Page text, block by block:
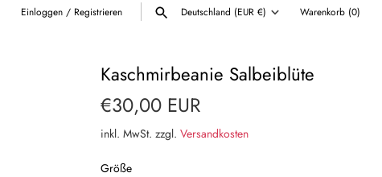
Einloggen / Registrieren Währung
Deutschland (EUR €) Warenkorb (0)
Kaschmirbeanie Salbeiblüte
€30,00 EUR
inkl. MwSt. zzgl. Versandkosten
Größe